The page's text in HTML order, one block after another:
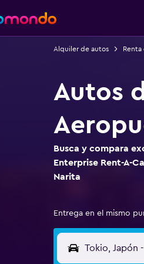
Alquiler de autos Renta
Autos
Busca y compara
Enterprise Rent-A-
Narita
Entrega en el mismo